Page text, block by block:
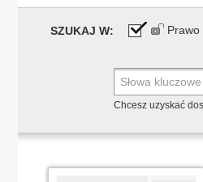
SZUKAJ W: Prawo
Chcesz uzyskać